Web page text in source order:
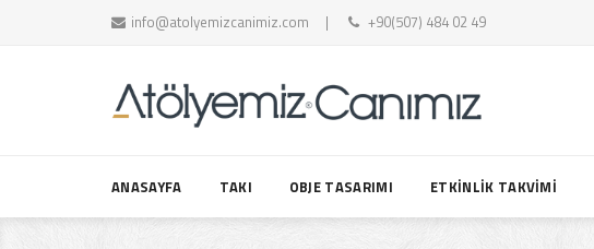
info@atolyemizcanimiz.com +90(507) 484 02 49
ANASAYFA TAKI OBJE TASARIMI ETKİNLİK TAKVİMİ